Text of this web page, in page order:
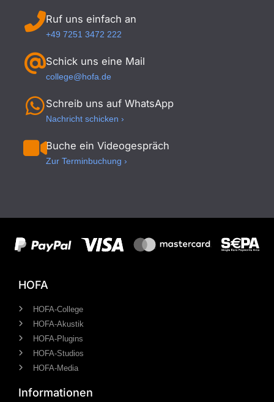
Ruf uns einfach an
+49 7251 3472 222
Schick uns eine Mail
college@hofa.de
Schreib uns auf WhatsApp
Nachricht schicken ›
Buche ein Videogespräch
Zur Terminbuchung ›
HOFA
HOFA-College
HOFA-Akustik
HOFA-Plugins
HOFA-Studios
HOFA-Media
Informationen